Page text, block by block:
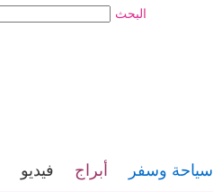
البحث
سياحة وسفر أبراج فيديو